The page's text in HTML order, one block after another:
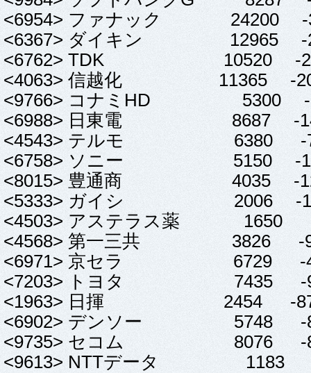
<6954> ファナック 24200 -
<6367> ダイキン 12965 -
<6762> TDK 10520 -
<4063> 信越化 11365 -
<9766> コナミHD 5300 -
<6988> 日東電 8687 -
<4543> テルモ 6380 -
<6758> ソニー 5150 -
<8015> 豊通商 4035 -
<5333> ガイシ 2006 -
<4503> アステラス薬 1650
<4568> 第一三共 3826 -
<6971> 京セラ 6729 -
<7203> トヨタ 7435 -
<1963> 日揮 2454 -87
<6902> デンソー 5748 -
<9735> セコム 8076 -
<9613> NTTデータ 1183 -